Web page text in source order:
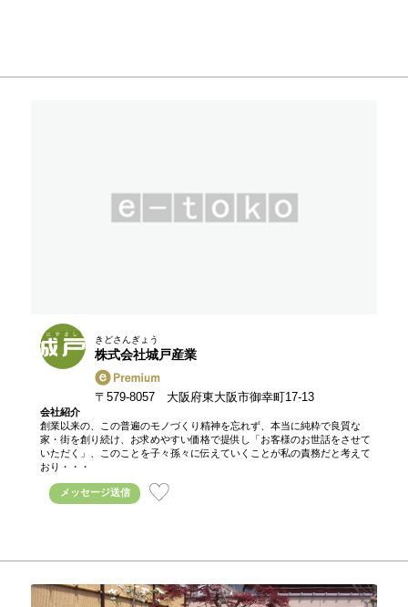
きどさんぎょう
株式会社城戸産業
〒579-8057 大阪府東大阪市御幸町17-13
会社紹介
創業以来の、この普遍のモノづくり精神を忘れず、本当に純粋で良質な
家・街を創り続け、お求めやすい価格で提供し「お客様のお世話をさせて
いただく」、このことを子々孫々に伝えていくことが私の責務だと考えて
おり・・・
メッセージ送信